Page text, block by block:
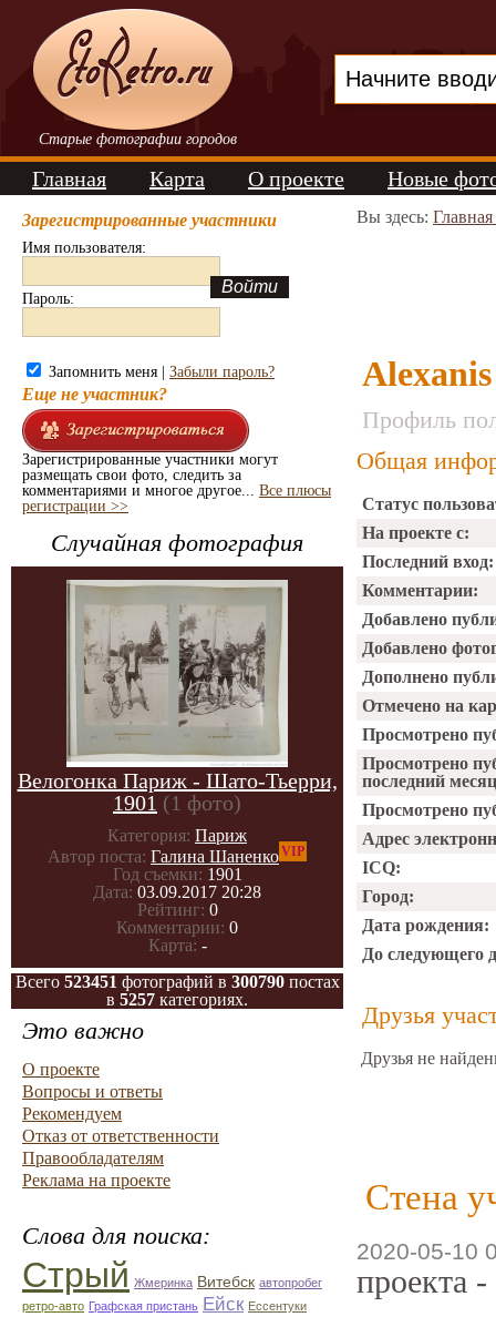
Старые фотографии городов
Главная Карта О проекте Новые
Зарегистрированные участники
Имя пользователя:
Пароль:
Запомнить меня | Забыли пароль?
Еще не участник?
Зарегистрированные участники могут
размещать свои фото, следить за
комментариями и многое другое... Все плюсы
регистрации >>
Случайная фотография
Велогонка Париж - Шато-Тьерри,
1901 (1 фото)
Категория: Париж
Автор поста: Галина ШаненкоVIP
Год съемки: 1901
Дата: 03.09.2017 20:28
Рейтинг: 0
Комментарии: 0
Карта: -
Всего 523451 фотографий в 300790постах
в 5257 категориях.
Это важно
О проекте
Вопросы и ответы
Рекомендуем
Отказ от ответственности
Правообладателям
Реклама на проекте
Слова для поиска:
Стрый Жмеринка Витебск автопробег
ретро-авто Графская пристань Ейск Ессентуки
Вы здесь:
Alexanis
Профиль
Общая
Статус
На проекте с:
Последний вход:
Комментарии:
Добавлено
Добавлено
Дополнено
Отмечено на
Просмотрено
Просмотрено
последний
Просмотрено
Адрес
ICQ:
Город:
Дата рождения:
До следующего
Друзья
Друзья не
Стена
2020-05-10
проекта